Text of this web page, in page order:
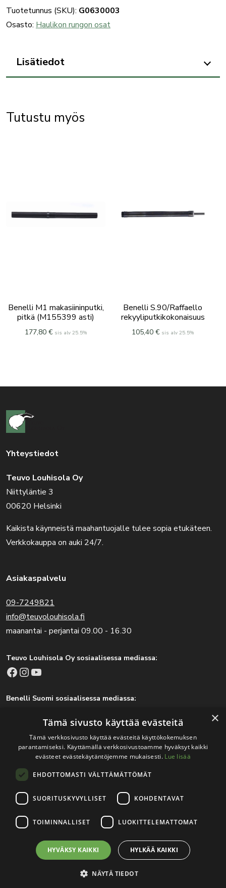
hinge
pin
Tuotetunnus (SKU): G0630003
Osasto: Haulikon rungon osat
Lisätiedot
Tutustu myös
Benelli M1 makasiininputki,
pitkä (M155399 asti)
177,80 € sis alv 25.5%
Benelli S.90/Raffaello
rekyyliputkikokonaisuus
105,40 € sis alv 25.5%
Yhteystiedot
Teuvo Louhisola Oy
Niittyläntie 3
00620 Helsinki
Kaikista käynneistä maahantuojalle tulee sopia etukäteen.
Verkkokauppa on auki 24/7.
Asiakaspalvelu
09-7249821
info@teuvolouhisola.fi
maanantai - perjantai 09.00 - 16.30
Teuvo Louhisola Oy sosiaalisessa mediassa:
Facebook Instagram YouTube
Benelli Suomi sosiaalisessa mediassa:
Tärkeitä linkkejä
Rekisteri- ja tietosuojaseloste
Jälleenmyyjät
Tapahtumat
Teuvo Louhisola Oy. Verkkosivutoteutus:Avoin.Systems
Rekisteri- ja tietosuojaseloste
×
Tämä sivusto käyttää evästeitä
Tämä verkkosivusto käyttää evästeitä käyttökokemuksen
parantamiseksi. Käyttämällä verkkosivustoamme hyväksyt kaikki
evästeet evästekäytäntöjemme mukaisesti. Lue lisää
EHDOTTOMASTI VÄLTTÄMÄTTÖMÄT
SUORITUSKYVYLLISET KOHDENTAVAT
TOIMINNALLISET LUOKITTELEMATTOMAT
HYVÄKSY KAIKKI HYLKÄÄ KAIKKI
NÄYTÄ TIEDOT